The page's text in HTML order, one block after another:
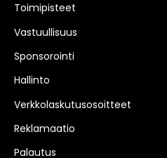
Toimipisteet
Vastuullisuus
Sponsorointi
Hallinto
Verkkolaskutusosoitteet
Reklamaatio
Palautus